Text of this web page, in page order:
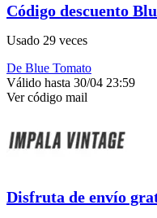
Código descuento
Usado 29 veces
De Blue Tomato
Válido hasta 30/04 23:59
Ver código mail
Disfruta de envío